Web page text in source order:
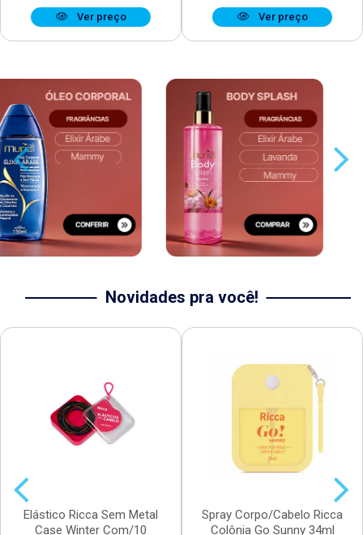
Ver preço Ver preço
Novidades pra você!
Elástico Ricca Sem Metal
Case Winter Com/10
Spray Corpo/Cabelo Ricca
Colônia Go Sunny 34ml